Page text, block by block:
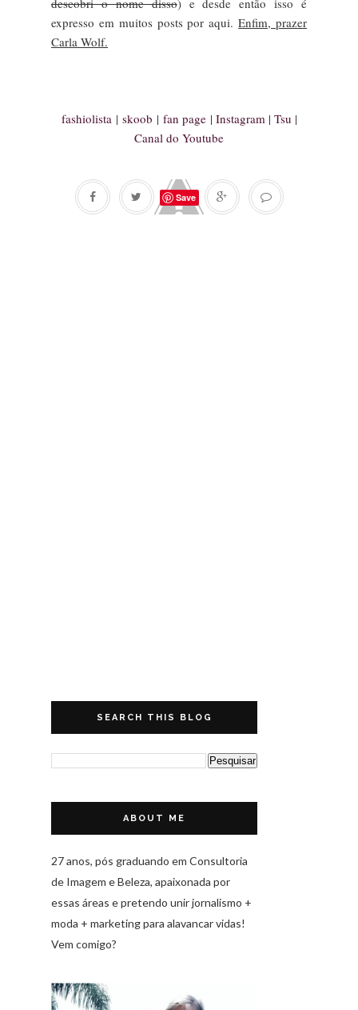
descobri o nome disso) e desde então isso é
expresso em muitos posts por aqui.Enfim, prazer
Carla Wolf.
fashiolista| skoob | fan page| Instagram| Tsu |
Canal do Youtube
Save
SEARCH THIS BLOG
ABOUT ME
27 anos, pós graduando em Consultoria
de Imagem e Beleza, apaixonada por
essas áreas e pretendo unir jornalismo +
moda + marketing para alavancar vidas!
Vem comigo?